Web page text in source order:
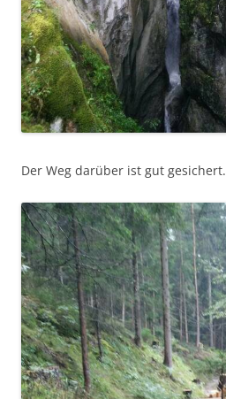
Der Weg darüber ist gut gesichert.